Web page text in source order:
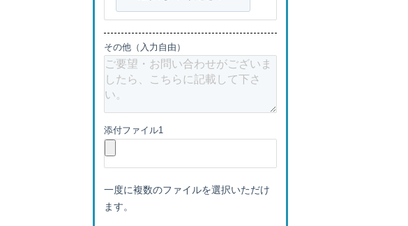
その他（入力自由）
添付ファイル1
一度に複数のファイルを選択いただけ
ます。